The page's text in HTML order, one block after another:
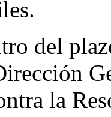
del
la